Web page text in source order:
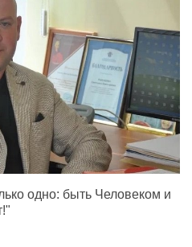
одно: быть Человеком и